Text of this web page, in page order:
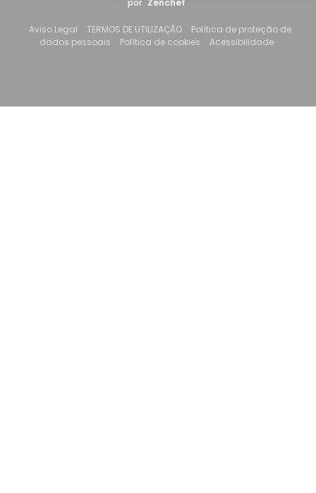
por Zenchef
Aviso Legal((abre numa nova janela))
TERMOS DE UTILIZAÇÃO((abre numa nova janela))
Política de proteção de
dados pessoais((abre numa nova janela))
Política de cookies((abre numa nova janela))
Acessibilidade((abre